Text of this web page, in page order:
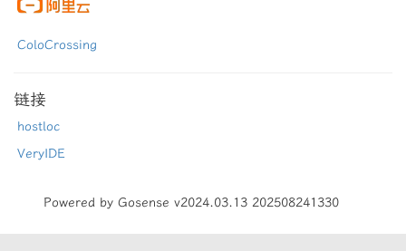
ColoCrossing
链接
hostloc
VeryIDE
Powered by Gosense v2024.03.13 202508241330